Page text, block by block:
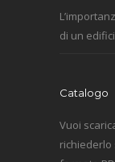
di un
Catalogo
Vuoi
richiederlo